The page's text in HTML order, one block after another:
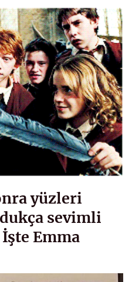
yüzleri
sevimli
Emma